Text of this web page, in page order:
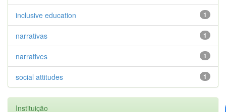
1
inclusive education
1
narrativas
1
narratives
1
social attitudes
Instituição